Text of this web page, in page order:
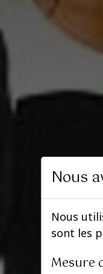
Nous
Nous
sont les
Mesure